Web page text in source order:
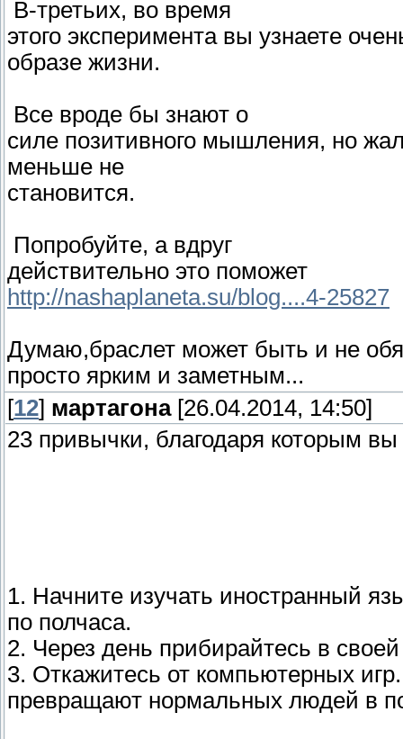
В-третьих, во время
этого эксперимента вы узнаете
образе жизни.
Все вроде бы знают о
силе позитивного мышления, но
меньше не
становится.
Попробуйте, а вдруг
действительно это поможет
http://nashaplaneta.su/blog....4-25827
Думаю,браслет может быть и не
просто ярким и заметным...
[12] мартагона[26.04.2014, 14:50]
23 привычки, благодаря которым
1. Начните изучать иностранный
по полчаса.
2. Через день прибирайтесь в
3. Откажитесь от компьютерных
превращают нормальных людей в